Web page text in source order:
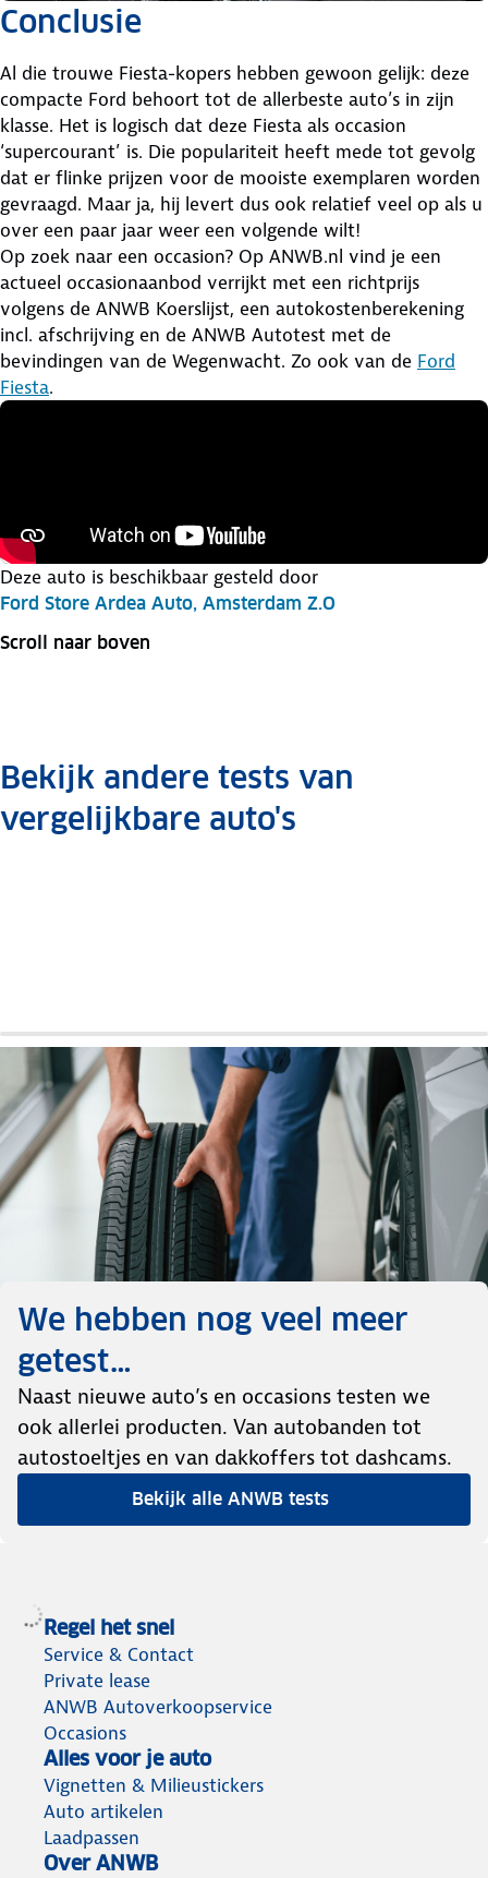
Conclusie
Al die trouwe Fiesta-kopers hebben gewoon gelijk: deze
compacte Ford behoort tot de allerbeste auto’s in zijn
klasse. Het is logisch dat deze Fiesta als occasion
‘supercourant’ is. Die populariteit heeft mede tot gevolg
dat er flinke prijzen voor de mooiste exemplaren worden
gevraagd. Maar ja, hij levert dus ook relatief veel op als u
over een paar jaar weer een volgende wilt!
Op zoek naar een occasion? Op ANWB.nl vind je een
actueel occasionaanbod verrijkt met een richtprijs
volgens de ANWB Koerslijst, een autokostenberekening
incl. afschrijving en de ANWB Autotest met de
bevindingen van de Wegenwacht. Zo ook van de Ford
Fiesta.
Deze auto is beschikbaar gesteld door
Ford Store Ardea Auto, Amsterdam Z.O
Scroll naar boven
Bekijk andere tests van
vergelijkbare auto's
We hebben nog veel meer
getest…
Naast nieuwe auto’s en occasions testen we
ook allerlei producten. Van autobanden tot
autostoeltjes en van dakkoffers tot dashcams.
Bekijk alle ANWB tests
Regel het snel
Service & Contact
Private lease
ANWB Autoverkoopservice
Occasions
Alles voor je auto
Vignetten & Milieustickers
Auto artikelen
Laadpassen
Over ANWB